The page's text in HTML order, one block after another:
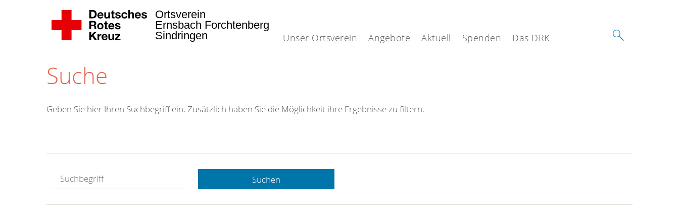
Unser Ortsverein Angebote Aktuell Spenden Das DRK
Ortsverein
Ernsbach Forchtenberg
Sindringen
Suche
Hotline.
gerne.
Geben Sie hier Ihren Suchbegriff ein. Zusätzlich haben Sie die Möglichkeit ihre Ergebnisse zu filtern.
Suchen